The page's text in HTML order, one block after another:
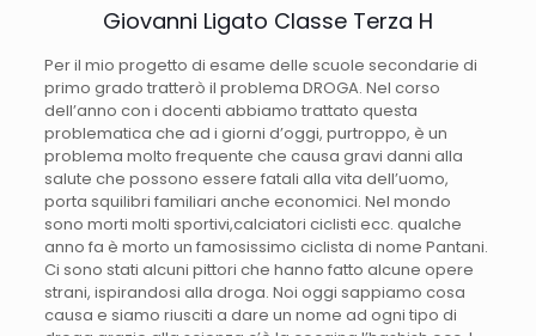
Giovanni Ligato Classe Terza H
Per il mio progetto di esame delle scuole secondarie di
primo grado tratterò il problema DROGA. Nel corso
dell’anno con i docenti abbiamo trattato questa
problematica che ad i giorni d’oggi, purtroppo, è un
problema molto frequente che causa gravi danni alla
salute che possono essere fatali alla vita dell’uomo,
porta squilibri familiari anche economici. Nel mondo
sono morti molti sportivi,calciatori ciclisti ecc. qualche
anno fa è morto un famosissimo ciclista di nome Pantani.
Ci sono stati alcuni pittori che hanno fatto alcune opere
strani, ispirandosi alla droga. Noi oggi sappiamo cosa
causa e siamo riusciti a dare un nome ad ogni tipo di